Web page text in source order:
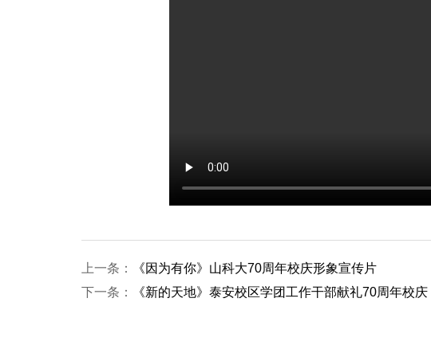
上一条：
《因为有你》山科大70周年校庆形象宣传片
下一条：
《新的天地》泰安校区学团工作干部献礼70周年校庆